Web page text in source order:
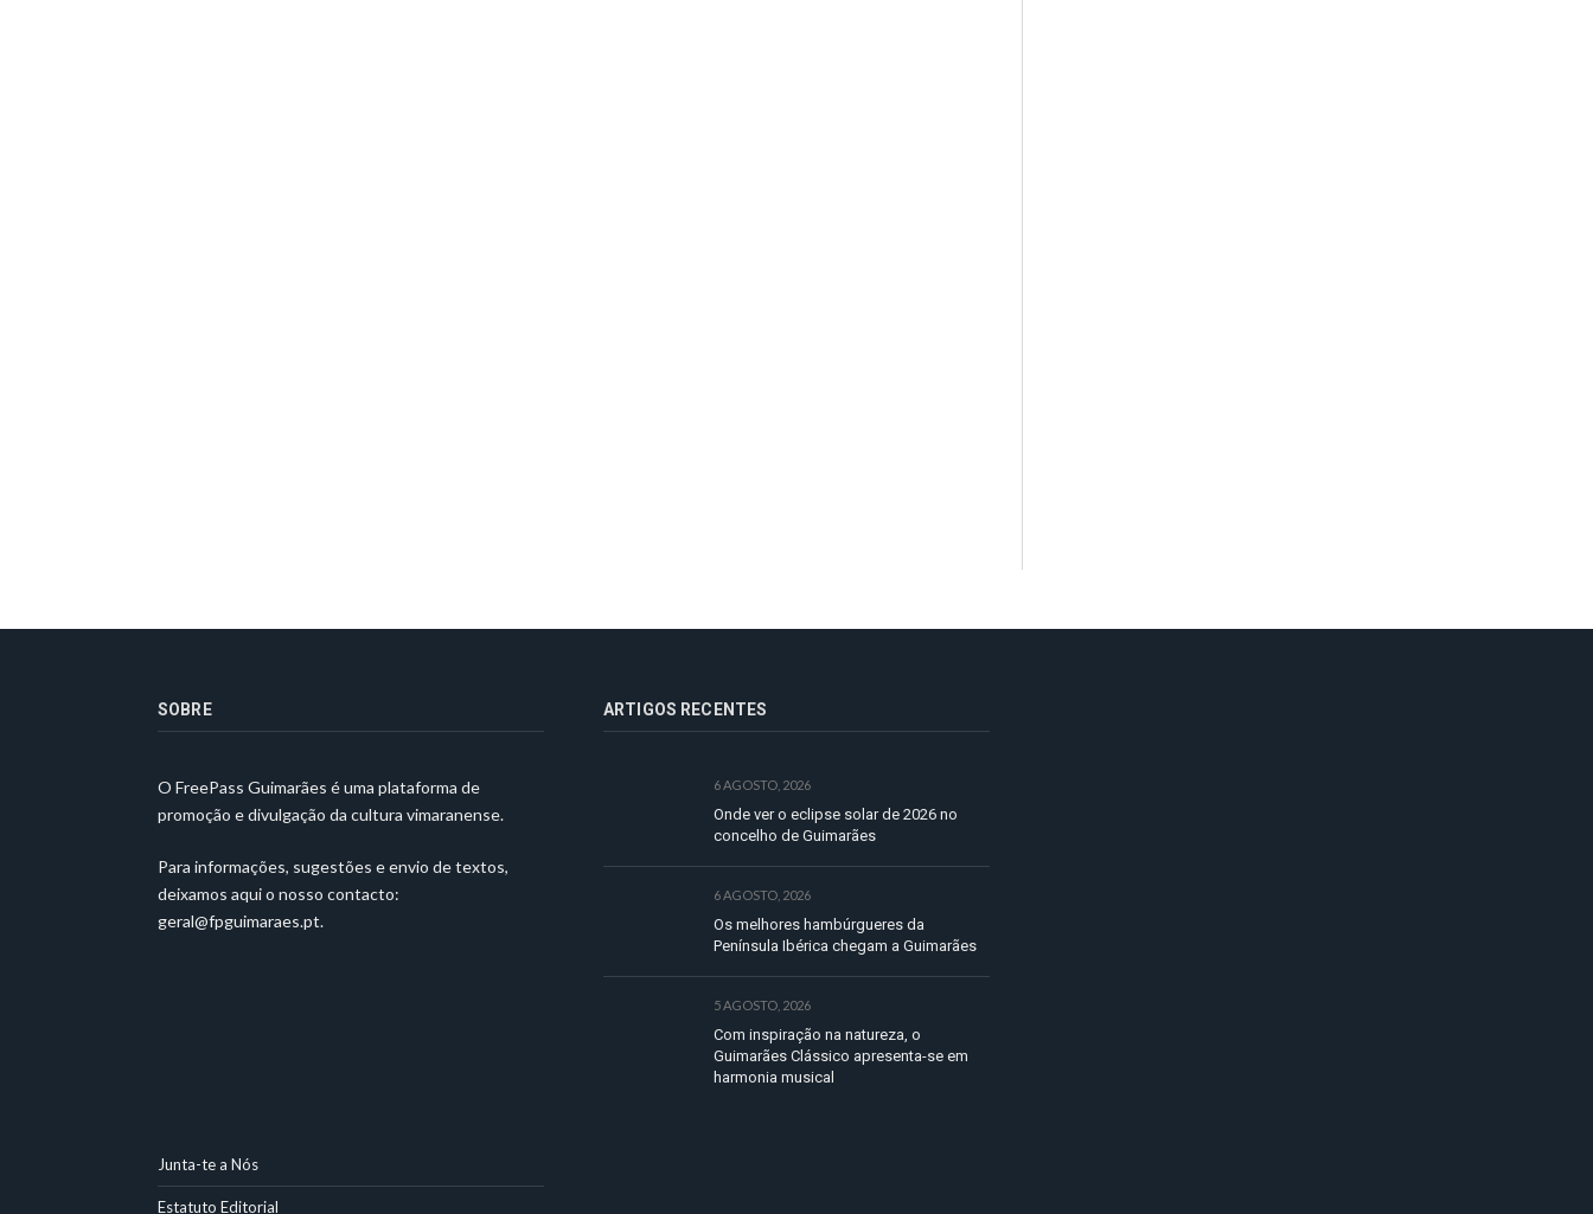
SOBRE
O FreePass Guimarães é uma plataforma de
promoção e divulgação da cultura vimaranense.
Para informações, sugestões e envio de textos,
deixamos aqui o nosso contacto:
geral@fpguimaraes.pt.
ARTIGOS RECENTES
6 AGOSTO, 2026
Onde ver o eclipse solar de 2026 no
concelho de Guimarães
6 AGOSTO, 2026
Os melhores hambúrgueres da
Península Ibérica chegam a Guimarães
5 AGOSTO, 2026
Com inspiração na natureza, o
Guimarães Clássico apresenta-se em
harmonia musical
Junta-te a Nós
Estatuto Editorial